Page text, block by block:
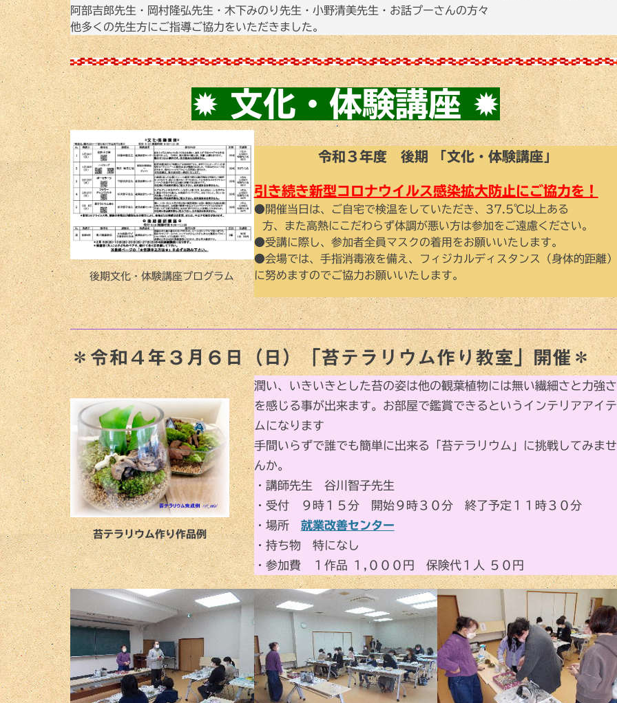
阿部吉郎先生・岡村隆弘先生・木下みのり先生・小野清美先生・お話プーさんの方々
他多くの先生方にご指導ご協力をいただきました。
✹ 文化・体験講座 ✹
後期文化・体験講座プログラム
令和３年度 後期 「文化・体験講座」
引き続き新型コロナウイルス感染拡大防止にご協力を！
●開催当日は、ご自宅で検温をしていただき、37.5℃以上ある
方、また高熱にこだわらず体調が悪い方は参加をご遠慮ください。
●受講に際し、参加者全員マスクの着用をお願いいたします。
●会場では、手指消毒液を備え、フィジカルディスタンス（身体的距離）
に努めますのでご協力お願いいたします。
＊令和４年３月６日（日）「苔テラリウム作り教室」開催＊
苔テラリウム作り作品例
潤い、いきいきとした苔の姿は他の観葉植物には無い繊細さと力強さ
を感じる事が出来ます。お部屋で鑑賞できるというインテリアアイテ
ムになります
手間いらずで誰でも簡単に出来る「苔テラリウム」に挑戦してみませ
んか。
・講師先生 谷川智子先生
・受付 ９時１５分 開始９時３０分 終了予定１１時３０分
・場所 就業改善センター
・持ち物 特になし
・参加費 １作品 １,０００円 保険代１人 ５０円